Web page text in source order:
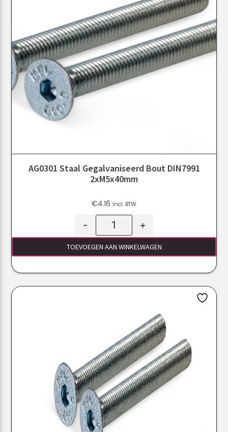
AG0301 Staal Gegalvaniseerd Bout DIN7991
2xM5x40mm
€4.16 Incl. BTW
- +
TOEVOEGEN AAN WINKELWAGEN